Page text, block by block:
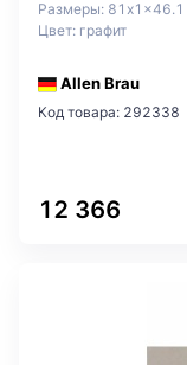
Размеры: 81x1x46.1
Цвет: графит
Allen Brau
Код товара: 292338
12 366